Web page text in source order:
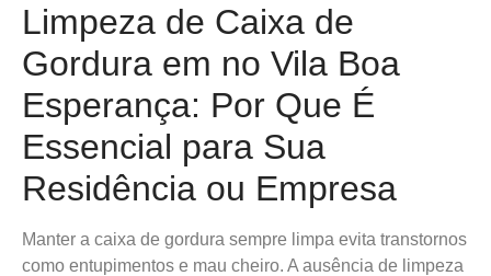
Limpeza de Caixa de
Gordura em no Vila Boa
Esperança: Por Que É
Essencial para Sua
Residência ou Empresa
Manter a caixa de gordura sempre limpa evita transtornos
como entupimentos e mau cheiro. A ausência de limpeza